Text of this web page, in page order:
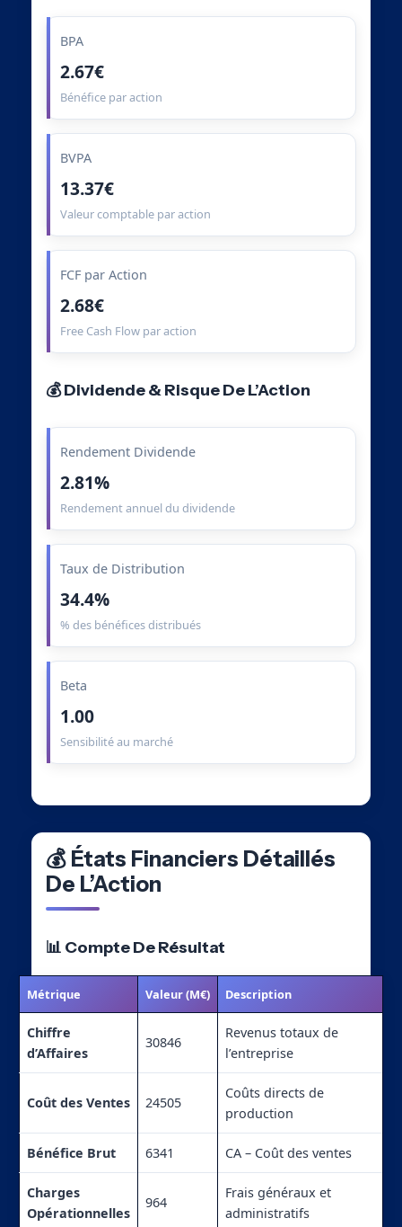
BPA
2.67€
Bénéfice par action
BVPA
13.37€
Valeur comptable par action
FCF par Action
2.68€
Free Cash Flow par action
💰 Dividende & Risque De L’Action
Rendement Dividende
2.81%
Rendement annuel du dividende
Taux de Distribution
34.4%
% des bénéfices distribués
Beta
1.00
Sensibilité au marché
💰 États Financiers Détaillés
De L’Action
📊 Compte De Résultat
Métrique Valeur (M€) Description
Chiffre
d’Affaires
30846
Revenus totaux de
l’entreprise
Coût des Ventes 24505
Coûts directs de
production
Bénéfice Brut 6341 CA – Coût des ventes
Charges
Opérationnelles
964
Frais généraux et
administratifs